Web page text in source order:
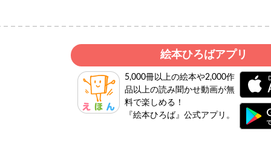
絵本ひろばアプリ
5,000冊以上の絵本や2,000作
品以上の読み聞かせ動画が無
料で楽しめる！
『絵本ひろば』公式アプリ。